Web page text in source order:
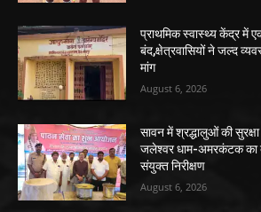
बंद,क्षेत्रवासियों ने जल्द
मांग
August 6, 2026
जलेश्वर धाम-अमरकंटक का
संयुक्त निरीक्षण
August 6, 2026